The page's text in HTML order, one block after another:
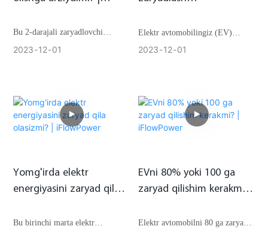
Bu 2-darajali zaryadlovchi
tezroqmi? Bu DC zaryadlovchimi
2023 12 01
zaryadlash stantsiyasini)
qanday tashkil qilish
Elektr avtomobilingiz (EV)
zaryadlash stansiyasi uchun to'g'ri
ta'minlashda muhim qadamdir. Bu
erda optimal joyni tanlashda
e'tiborga olish kerak bo'lgan
2023 12 01
Yomg'irda elektr
energiyasini zaryad qila
Bu birinchi marta elektr
EVni 80% yoki 100 ga
zaryad qilishim kerakmi? |
Elektr avtomobilni 80 ga zaryad